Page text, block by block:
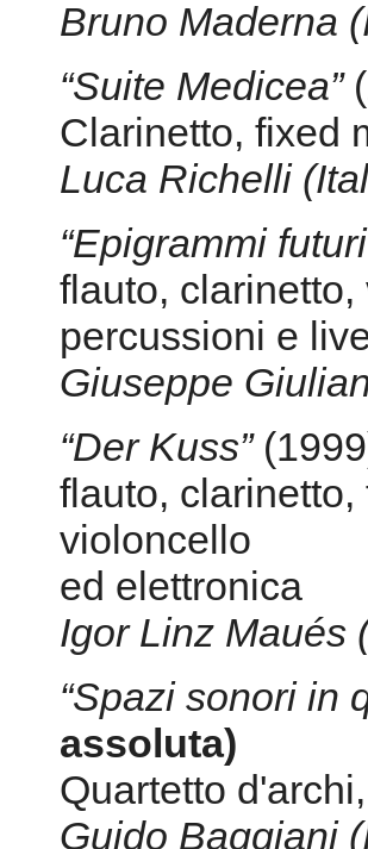
“Epigrammi
flauto,
percussioni e
Giuseppe
“Der Kuss”
flauto,
violoncello
ed elettronica
Igor Linz Maués
“Spazi sonori in
assoluta)
Quartetto
Guido Baggiani
Elettronica di
ceciliAElettrica
Direttore: